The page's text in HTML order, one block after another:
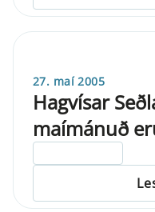
27. maí 2005
Hagvísar
maímánuð